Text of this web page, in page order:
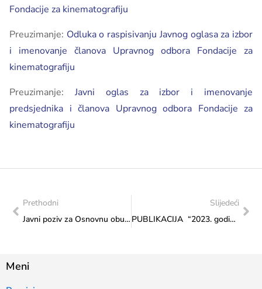
Fondacije za kinematografiju
Preuzimanje: Odluka o raspisivanju Javnog oglasa za izbor
i imenovanje članova Upravnog odbora Fondacije za
kinematografiju
Preuzimanje:Javni oglas za izbor i imenovanje
predsjednika i članova Upravnog odbora Fondacije za
kinematografiju
Prethodni
Javni poziv za Osnovnu obuku službenika za mlade u Federaciji Bosne i Hercegovine
Slijedeći
PUBLIKACIJA “2023. godina – Federalno ministarstvo kulture i športa s ministricom Sanjom Vlaisavljević”
Meni